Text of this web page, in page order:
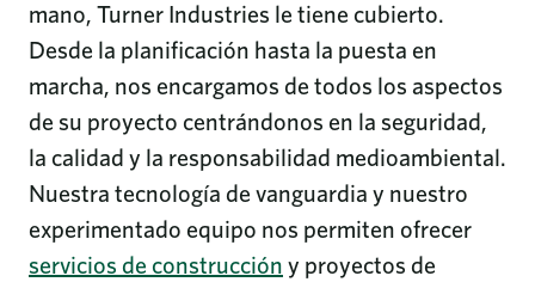
mano, Turner Industries le tiene cubierto.
Desde la planificación hasta la puesta en
marcha, nos encargamos de todos los aspectos
de su proyecto centrándonos en la seguridad,
la calidad y la responsabilidad medioambiental.
Nuestra tecnología de vanguardia y nuestro
experimentado equipo nos permiten ofrecer
servicios de construcción y proyectos de